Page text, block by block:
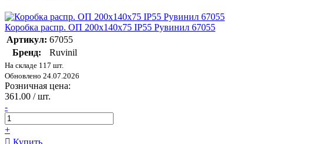
Коробка распр. ОП 200х140х75 IP55 Рувинил 67055
Артикул: 67055
Бренд:
Ruvinil
На складе 117 шт.
Обновлено 24.07.2026
Розничная цена:
361.00 / шт.
-
+
Купить